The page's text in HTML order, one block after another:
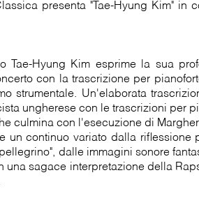
presenta "Tae-Hyung Kim" in
Tae-Hyung Kim esprime la sua
con la trascrizione per
strumentale. Un'elaborata
ungherese con le trascrizioni per
culmina con l'esecuzione di
un continuo variato dalla
dalle immagini sonore
una sagace interpretazione della